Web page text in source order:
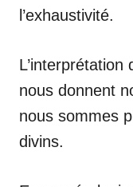
l’exhaustivité.
L’interprétation
nous donnent
nous sommes
divins.